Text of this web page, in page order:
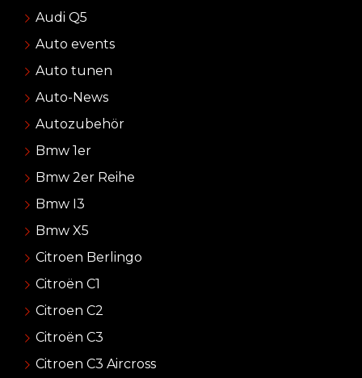
Audi Q5
Auto events
Auto tunen
Auto-News
Autozubehör
Bmw 1er
Bmw 2er Reihe
Bmw I3
Bmw X5
Citroen Berlingo
Citroën C1
Citroen C2
Citroën C3
Citroen C3 Aircross